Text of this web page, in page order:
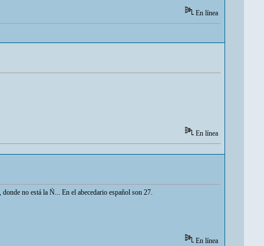
En línea
En línea
no está la Ñ... En el abecedario español son 27.
En línea